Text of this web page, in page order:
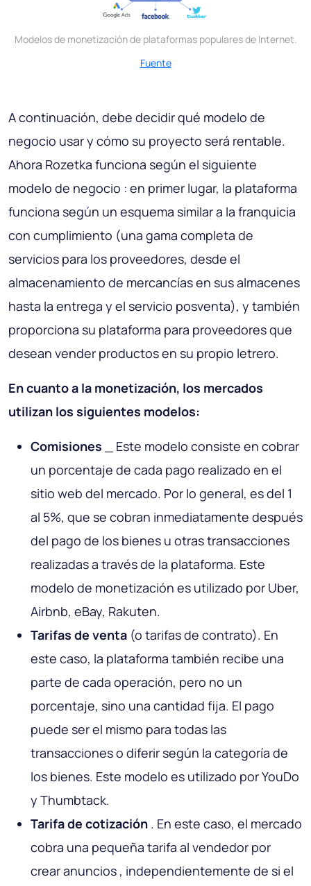
Modelos de monetización de plataformas populares de Internet.
Fuente
A continuación, debe decidir qué modelo de
negocio usar y cómo su proyecto será rentable.
Ahora Rozetka funciona según el siguiente
modelo de negocio : en primer lugar, la plataforma
funciona según un esquema similar a la franquicia
con cumplimiento (una gama completa de
servicios para los proveedores, desde el
almacenamiento de mercancías en sus almacenes
hasta la entrega y el servicio posventa), y también
proporciona su plataforma para proveedores que
desean vender productos en su propio letrero.
En cuanto a la monetización, los mercados
utilizan los siguientes modelos:
Comisiones
_ Este modelo consiste en cobrar
un porcentaje de cada pago realizado en el
sitio web del mercado. Por lo general, es del 1
al 5%, que se cobran inmediatamente después
del pago de los bienes u otras transacciones
realizadas a través de la plataforma. Este
modelo de monetización es utilizado por Uber,
Airbnb, eBay, Rakuten.
Tarifas de venta (o tarifas de contrato). En
este caso, la plataforma también recibe una
parte de cada operación, pero no un
porcentaje, sino una cantidad fija. El pago
puede ser el mismo para todas las
transacciones o diferir según la categoría de
los bienes. Este modelo es utilizado por YouDo
y Thumbtack.
Tarifa de cotización . En este caso, el mercado
cobra una pequeña tarifa al vendedor por
crear anuncios , independientemente de si el